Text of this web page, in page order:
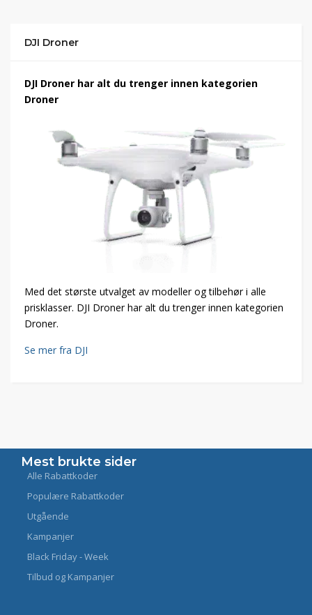
DJI Droner
DJI Droner har alt du trenger innen kategorien
Droner
Med det største utvalget av modeller og tilbehør i alle
prisklasser. DJI Droner har alt du trenger innen kategorien
Droner.
Se mer fra DJI
Mest brukte sider
Alle Rabattkoder
Populære Rabattkoder
Utgående
Kampanjer
Black Friday - Week
Tilbud og Kampanjer